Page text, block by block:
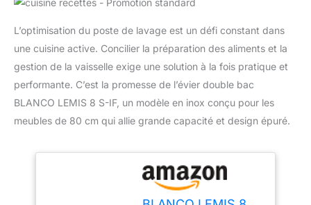
L’optimisation du poste de lavage est un défi constant dans
une cuisine active. Concilier la préparation des aliments et la
gestion de la vaisselle exige une solution à la fois pratique et
performante. C’est la promesse de l’évier double bac
BLANCO LEMIS 8 S-IF, un modèle en inox conçu pour les
meubles de 80 cm qui allie grande capacité et design épuré.